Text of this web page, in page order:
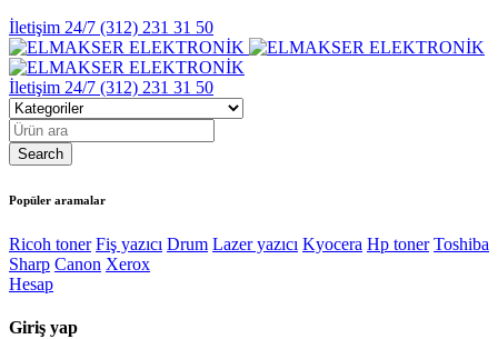
İletişim 24/7 (312) 231 31 50
İletişim 24/7 (312) 231 31 50
Popüler aramalar
Ricoh toner Fiş yazıcı Drum Lazer yazıcı Kyocera Hp toner Toshiba
Sharp Canon Xerox
Hesap
Giriş yap